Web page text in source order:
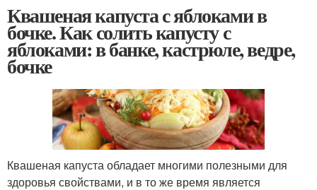
Квашеная капуста с яблоками в
бочке. Как солить капусту с
яблоками: в банке, кастрюле, ведре,
бочке
Квашеная капуста обладает многими полезными для
здоровья свойствами, и в то же время является